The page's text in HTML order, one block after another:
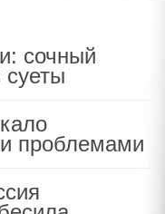
сочный
суеты
проблемами